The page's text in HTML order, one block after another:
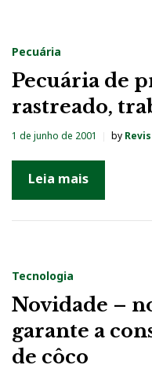
Pecuária
Pecuária de
rastreado,
1 de junho de 2001 by
Leia mais
Tecnologia
Novidade –
garante a
de côco